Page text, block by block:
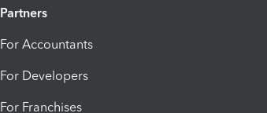
Partners
For Accountants
For Developers
For Franchises